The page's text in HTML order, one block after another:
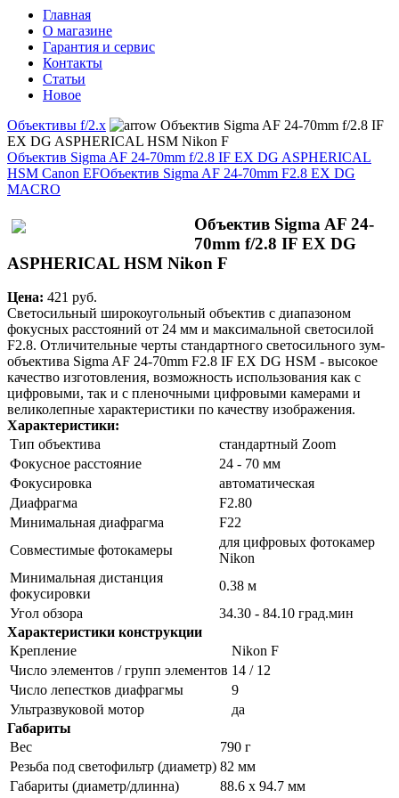
Главная
О магазине
Гарантия и сервис
Контакты
Статьи
Новое
Объективы f/2.x
Объектив Sigma AF 24-70mm f/2.8 IF
EX DG ASPHERICAL HSM Nikon F
Объектив Sigma AF 24-70mm f/2.8 IF EX DG ASPHERICAL
HSM Canon EFОбъектив Sigma AF 24-70mm F2.8 EX DG
MACRO
Объектив Sigma AF 24-
70mm f/2.8 IF EX DG
ASPHERICAL HSM Nikon F
Цена: 421 pуб.
Светосильный широкоугольный объектив с диапазоном
фокусных расстояний от 24 мм и максимальной светосилой
F2.8. Отличительные черты стандартного светосильного зум-
объектива Sigma AF 24-70mm F2.8 IF EX DG HSM - высокое
качество изготовления, возможность использования как с
цифровыми, так и с пленочными цифровыми камерами и
великолепные характеристики по качеству изображения.
Характеристики:
Тип объектива
стандартный Zoom
Фокусное расстояние
24 - 70 мм
Фокусировка
автоматическая
Диафрагма
F2.80
Минимальная диафрагма
F22
Совместимые фотокамеры
для цифровых фотокамер
Nikon
Минимальная дистанция
фокусировки
0.38 м
Угол обзора
34.30 - 84.10 град.мин
Характеристики конструкции
Крепление
Nikon F
Число элементов / групп элементов 14 / 12
Число лепестков диафрагмы
9
Ультразвуковой мотор
да
Габариты
Вес
790 г
Резьба под светофильтр (диаметр) 82 мм
Габариты (диаметр/длинна)
88.6 x 94.7 мм